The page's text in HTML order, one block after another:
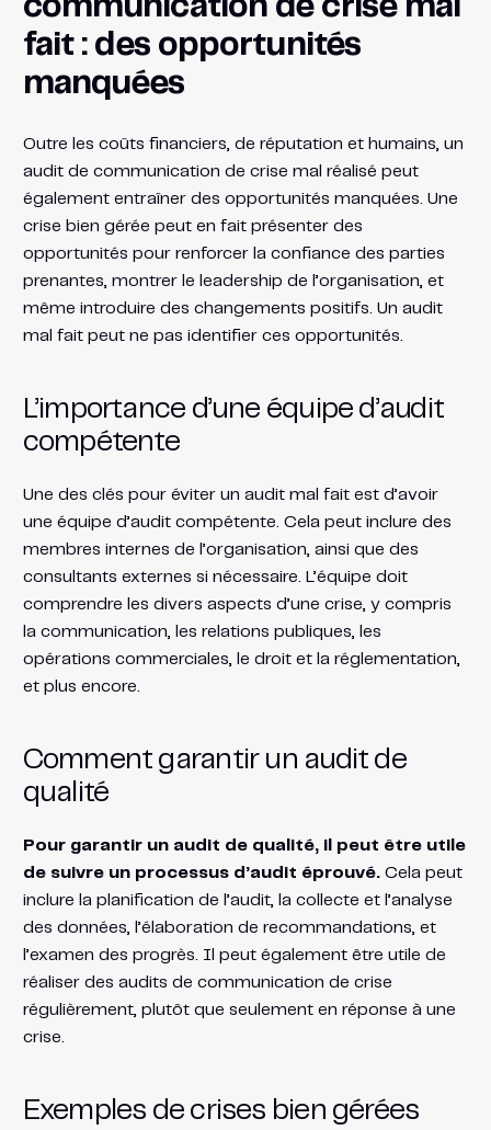
communication de crise mal
fait : des opportunités
manquées
Outre les coûts financiers, de réputation et humains, un
audit de communication de crise mal réalisé peut
également entraîner des opportunités manquées. Une
crise bien gérée peut en fait présenter des
opportunités pour renforcer la confiance des parties
prenantes, montrer le leadership de l’organisation, et
même introduire des changements positifs. Un audit
mal fait peut ne pas identifier ces opportunités.
L’importance d’une équipe d’audit
compétente
Une des clés pour éviter un audit mal fait est d’avoir
une équipe d’audit compétente. Cela peut inclure des
membres internes de l’organisation, ainsi que des
consultants externes si nécessaire. L’équipe doit
comprendre les divers aspects d’une crise, y compris
la communication, les relations publiques, les
opérations commerciales, le droit et la réglementation,
et plus encore.
Comment garantir un audit de
qualité
Pour garantir un audit de qualité, il peut être utile
de suivre un processus d’audit éprouvé.Cela peut
inclure la planification de l’audit, la collecte et l’analyse
des données, l’élaboration de recommandations, et
l’examen des progrès. Il peut également être utile de
réaliser des audits de communication de crise
régulièrement, plutôt que seulement en réponse à une
crise.
Exemples de crises bien gérées